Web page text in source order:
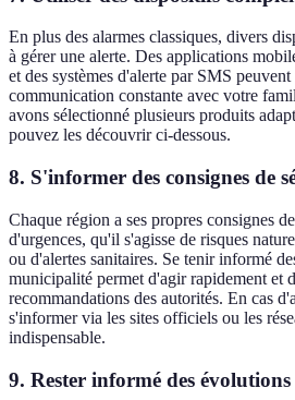
En plus des alarmes classiques, divers
à gérer une alerte. Des applications
et des systèmes d'alerte par SMS
communication constante avec votre
avons sélectionné plusieurs produits
pouvez les découvrir ci-dessous.
8. S'informer des consignes de
Chaque région a ses propres consignes
d'urgences, qu'il s'agisse de risques
ou d'alertes sanitaires. Se tenir informé
municipalité permet d'agir rapidement et
recommandations des autorités. En cas
s'informer via les sites officiels ou les
indispensable.
9. Rester informé des évolutions